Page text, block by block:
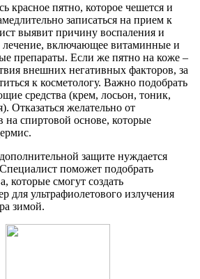
красное пятно, которое чешется и
записаться на прием к
выявит причину воспаления и
лечение, включающее витаминные и
препараты. Если же пятно на коже –
внешних негативных факторов, за
к косметологу. Важно подобрать
средства (крем, лосьон, тоник,
Отказаться желательно от
на спиртовой основе, которые
защите нуждается
поможет подобрать
которые смогут создать
для ультрафиолетового излучения
зимой.